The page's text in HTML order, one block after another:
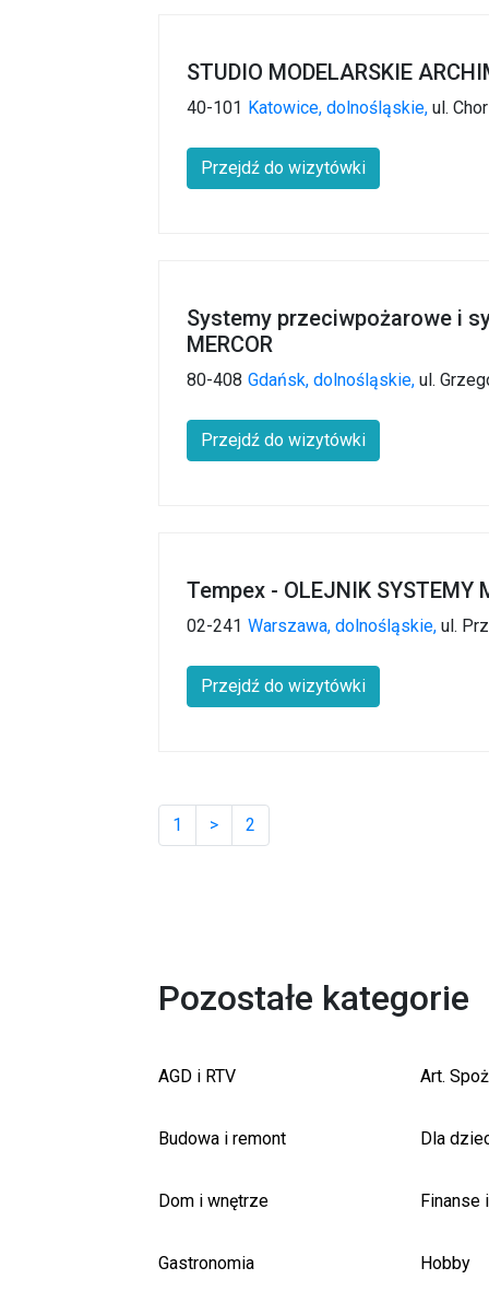
STUDIO MODELARSKIE
40-101 Katowice, dolnośląskie, ul.
Przejdź do wizytówki
Systemy przeciwpożarowe i
MERCOR
80-408 Gdańsk, dolnośląskie, ul.
Przejdź do wizytówki
Tempex - OLEJNIK SYSTEMY
02-241 Warszawa, dolnośląskie, ul.
Przejdź do wizytówki
1 > 2
Pozostałe kategorie
AGD i RTV Art.
Budowa i remont Dla
Dom i wnętrze Finanse
Gastronomia Hobby